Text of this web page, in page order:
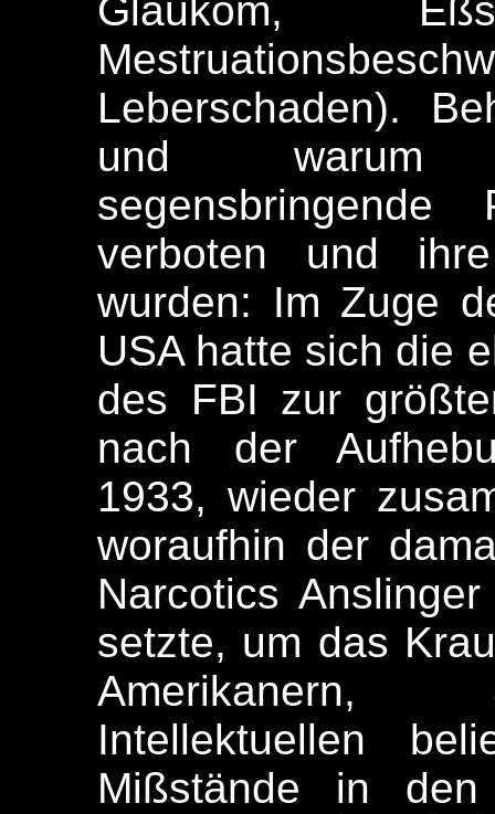
Glaukom,
Leberschaden).
und warum
verboten und
wurden: Im Zuge
USA hatte sich die
des FBI zur
nach der
1933, wieder
woraufhin der
Narcotics
setzte, um das
Amerikanern,
Intellektuellen
Mißstände in